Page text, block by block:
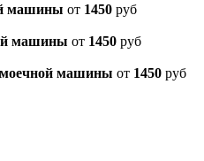
машины от 1450 руб
машины от 1450 руб
машины от 1450 руб